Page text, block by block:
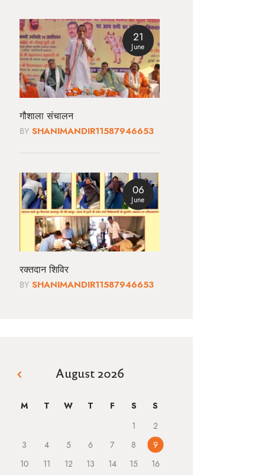
21
June
गौशाला संचालन
BY SHANIMANDIR11587946653
06
June
रक्तदान शिविर
BY SHANIMANDIR11587946653
August 2026
M T W T F S S
1
2
3
4 5 6 7 8
9
10
11 12 13 14 15 16
« Jun